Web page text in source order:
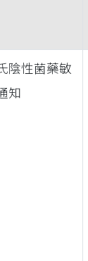
陰性菌藥敏
知